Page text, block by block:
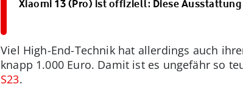
Xiaomi 13 (Pro) ist offiziell: Diese
Viel High-End-Technik hat allerdings auch
knapp 1.000 Euro. Damit ist es ungefähr so
S23.